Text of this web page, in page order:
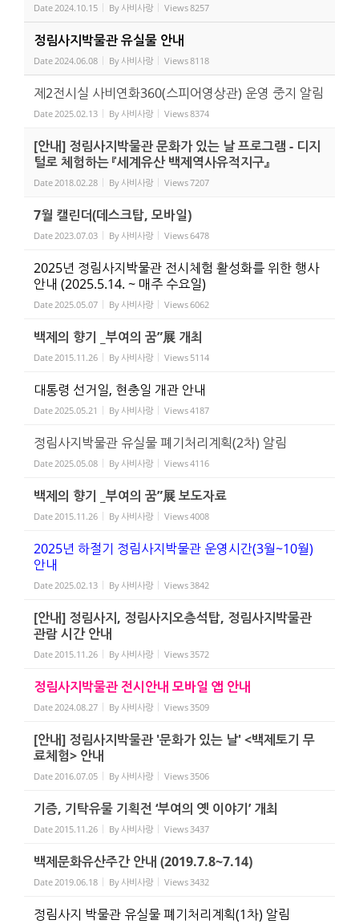
Date 2024.10.15 By사비사랑 Views8257
정림사지박물관 유실물 안내
Date 2024.06.08 By사비사랑 Views8118
제2전시실 사비연화360(스피어영상관) 운영 중지 알림
Date 2025.02.13 By사비사랑 Views8374
[안내] 정림사지박물관 문화가 있는 날 프로그램 - 디지
털로 체험하는 『세계유산 백제역사유적지구』
Date 2018.02.28 By사비사랑 Views7207
7월 캘린더(데스크탑, 모바일)
Date 2023.07.03 By사비사랑 Views6478
2025년 정림사지박물관 전시체험 활성화를 위한 행사
안내 (2025.5.14. ~ 매주 수요일)
Date 2025.05.07 By사비사랑 Views6062
백제의 향기 _부여의 꿈”展 개최
Date 2015.11.26 By사비사랑 Views 5114
대통령 선거일, 현충일 개관 안내
Date 2025.05.21 By사비사랑 Views4187
정림사지박물관 유실물 폐기처리계획(2차) 알림
Date 2025.05.08 By사비사랑 Views4116
백제의 향기 _부여의 꿈”展 보도자료
Date 2015.11.26 By사비사랑 Views4008
2025년 하절기 정림사지박물관 운영시간(3월~10월)
안내
Date 2025.02.13 By사비사랑 Views 3842
[안내] 정림사지, 정림사지오층석탑, 정림사지박물관
관람 시간 안내
Date 2015.11.26 By사비사랑 Views 3572
정림사지박물관 전시안내 모바일 앱 안내
Date 2024.08.27 By사비사랑 Views 3509
[안내] 정림사지박물관 '문화가 있는 날' <백제토기 무
료체험> 안내
Date 2016.07.05 By사비사랑 Views 3506
기증, 기탁유물 기획전 ‘부여의 옛 이야기’ 개최
Date 2015.11.26 By사비사랑 Views 3437
백제문화유산주간 안내 (2019.7.8~7.14)
Date 2019.06.18 By사비사랑 Views 3432
정림사지 박물관 유실물 폐기처리계획(1차) 알림